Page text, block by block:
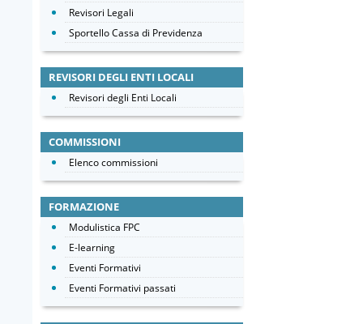
Revisori Legali
Sportello Cassa di Previdenza
REVISORI DEGLI ENTI LOCALI
Revisori degli Enti Locali
COMMISSIONI
Elenco commissioni
FORMAZIONE
Modulistica FPC
E-learning
Eventi Formativi
Eventi Formativi passati